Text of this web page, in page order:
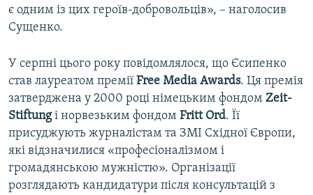
є одним із цих героїв-добровольців», – наголосив
Сущенко.
У серпні цього року повідомлялося, що Єсипенко
став лауреатом премії Free Media Awards. Ця премія
затверджена у 2000 році німецьким фондом Zeit-
Stiftungі норвезьким фондом Fritt Ord. Її
присуджують журналістам та ЗМІ Східної Європи,
які відзначилися «професіоналізмом і
громадянською мужністю». Організації
розглядають кандидатури після консультацій з